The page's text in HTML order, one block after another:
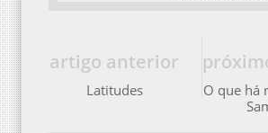
O que há
artigo anterior
Latitudes